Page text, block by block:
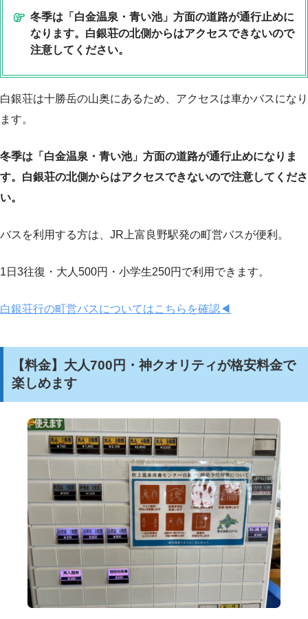
冬季は「白金温泉・青い池」方面の道路が通行止めに
なります。白銀荘の北側からはアクセスできないので
注意してください。
白銀荘は十勝岳の山奥にあるため、アクセスは車かバスになり
ます。
冬季は「白金温泉・青い池」方面の道路が通行止めになりま
す。白銀荘の北側からはアクセスできないので注意してくださ
い。
バスを利用する方は、JR上富良野駅発の町営バスが便利。
1日3往復・大人500円・小学生250円で利用できます。
白銀荘行の町営バスについてはこちらを確認◀
【料金】大人700円・神クオリティが格安料金で
楽しめます